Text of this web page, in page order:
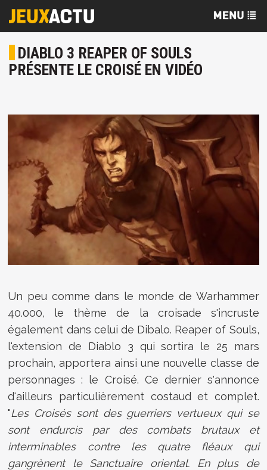
DIABLO 3 REAPER OF SOULS
PRÉSENTE LE CROISÉ EN VIDÉO
Un peu comme dans le monde de Warhammer
40.000, le thème de la croisade s'incruste
également dans celui de Dibalo. Reaper of Souls,
l'extension de Diablo 3 qui sortira le 25 mars
prochain, apportera ainsi une nouvelle classe de
personnages : le Croisé. Ce dernier s'annonce
d'ailleurs particulièrement costaud et complet.
"Les Croisés sont des guerriers vertueux qui se
sont endurcis par des combats brutaux et
interminables contre les quatre fléaux qui
gangrènent le Sanctuaire oriental. En plus de